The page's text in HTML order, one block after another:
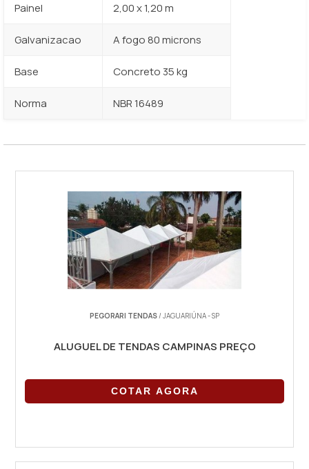
Painel 2,00 x 1,20 m
Galvanizacao A fogo 80 microns
Base Concreto 35 kg
Norma NBR 16489
PEGORARI TENDAS/ JAGUARIÚNA - SP
ALUGUEL DE TENDAS CAMPINAS PREÇO
COTAR AGORA